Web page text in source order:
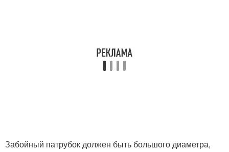
Забойный патрубок должен быть большого диаметра,